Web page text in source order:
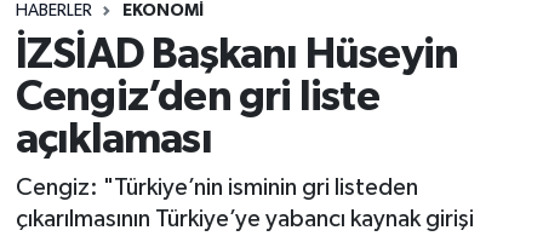
HABERLER EKONOMİ
İZSİAD Başkanı Hüseyin
Cengiz’den gri liste
açıklaması
Cengiz: "Türkiye’nin isminin gri listeden
çıkarılmasının Türkiye’ye yabancı kaynak girişi
İZMİR
ÖZEL HABER
Programlar